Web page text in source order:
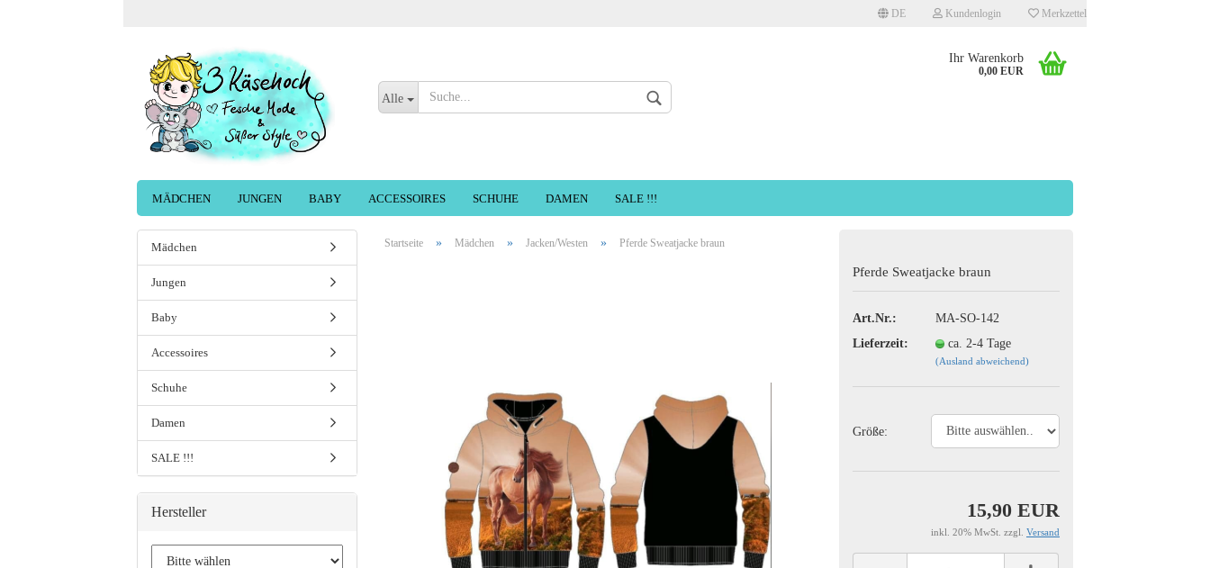
DE Kundenlogin Merkzettel
Alle
Ihr Warenkorb
0,00 EUR
MÄDCHEN JUNGEN BABY ACCESSOIRES SCHUHE DAMEN SALE !!!
Startseite » Mädchen » Jacken/Westen » Pferde Sweatjacke braun
Pferde Sweatjacke braun
Art.Nr.:
MA-SO-142
Lieferzeit:
ca. 2-4 Tage
(Ausland abweichend)
Größe:
15,90 EUR
inkl. 20% MwSt. zzgl. Versand
Mädchen
Jungen
Baby
Accessoires
Schuhe
Damen
SALE !!!
Hersteller